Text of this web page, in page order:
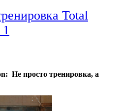
Total
Не просто тренировка, а